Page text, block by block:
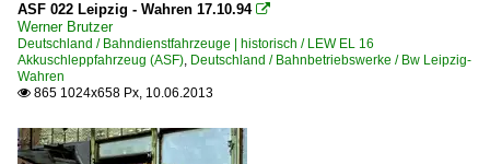
ASF 022 Leipzig - Wahren 17.10.94 
Werner Brutzer
Deutschland / Bahndienstfahrzeuge | historisch / LEW EL 16
Akkuschleppfahrzeug (ASF), Deutschland / Bahnbetriebswerke / Bw Leipzig-
Wahren
 865 1024x658 Px, 10.06.2013